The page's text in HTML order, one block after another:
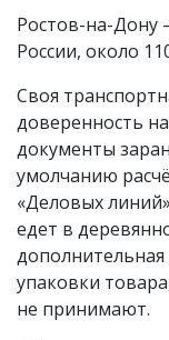
Ростов-на-Дону
России, около
Своя
доверенность
документы
умолчанию
«Деловых
едет в
упаковки
не принимают.